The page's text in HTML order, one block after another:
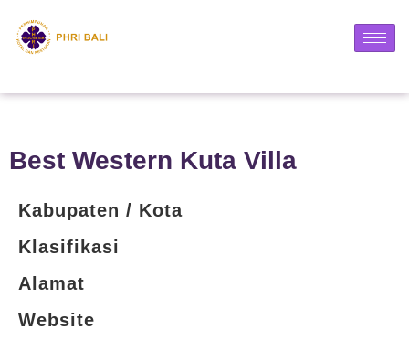
Best Western Kuta Villa
Kabupaten / Kota
Klasifikasi
Alamat
Website